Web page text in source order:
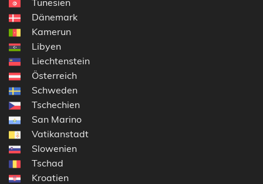
Dänemark
Kamerun
Libyen
Liechtenstein
Österreich
Schweden
Tschechien
San Marino
Vatikanstadt
Slowenien
Tschad
Kroatien